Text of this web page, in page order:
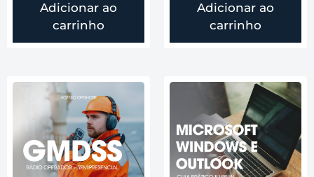
Adicionar ao
carrinho
Adicionar ao
carrinho